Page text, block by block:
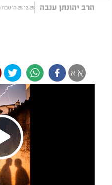
הרב יהונתן ענבה 25.12.25 ה' טבת התשפ"ו, עודכן 13:35 01.01.26
א א
Play